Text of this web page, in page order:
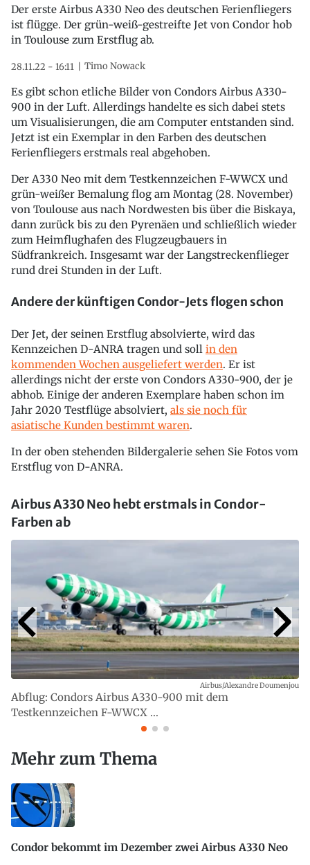
Der erste Airbus A330 Neo des deutschen Ferienfliegers
ist flügge. Der grün-weiß-gestreifte Jet von Condor hob
in Toulouse zum Erstflug ab.
28.11.22 - 16:11 Timo Nowack
Es gibt schon etliche Bilder von Condors Airbus A330-
900 in der Luft. Allerdings handelte es sich dabei stets
um Visualisierungen, die am Computer entstanden sind.
Jetzt ist ein Exemplar in den Farben des deutschen
Ferienfliegers erstmals real abgehoben.
Der A330 Neo mit dem Testkennzeichen F-WWCX und
grün-weißer Bemalung flog am Montag (28. November)
von Toulouse aus nach Nordwesten bis über die Biskaya,
dann zurück bis zu den Pyrenäen und schließlich wieder
zum Heimflughafen des Flugzeugbauers in
Südfrankreich. Insgesamt war der Langstreckenflieger
rund drei Stunden in der Luft.
Andere der künftigen Condor-Jets flogen schon
Der Jet, der seinen Erstflug absolvierte, wird das
Kennzeichen D-ANRA tragen und soll in den
kommenden Wochen ausgeliefert werden. Er ist
allerdings nicht der erste von Condors A330-900, der je
abhob. Einige der anderen Exemplare haben schon im
Jahr 2020 Testflüge absolviert, als sie noch für
asiatische Kunden bestimmt waren.
In der oben stehenden Bildergalerie sehen Sie Fotos vom
Erstflug von D-ANRA.
Airbus A330 Neo hebt erstmals in Condor-
Farben ab
Abflug: Condors Airbus A330-900 mit dem
Testkennzeichen F-WWCX ...
Airbus/Alexandre Doumenjou
Mehr zum Thema
Condor bekommt im Dezember zwei Airbus A330 Neo